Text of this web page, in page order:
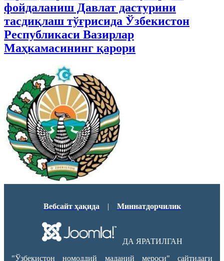
фойдаланиш Давлат дастурини
тасдиқлаш тўғрисида Ўзбекистон
Республикаси Вазирлар
Маҳкамасининг қарори
Вебсайт ҳақида| Миннатдорчилик
ДА ЯРАТИЛГАН
"Ўзбекистон номоддий маданий мероси" сайтидаги